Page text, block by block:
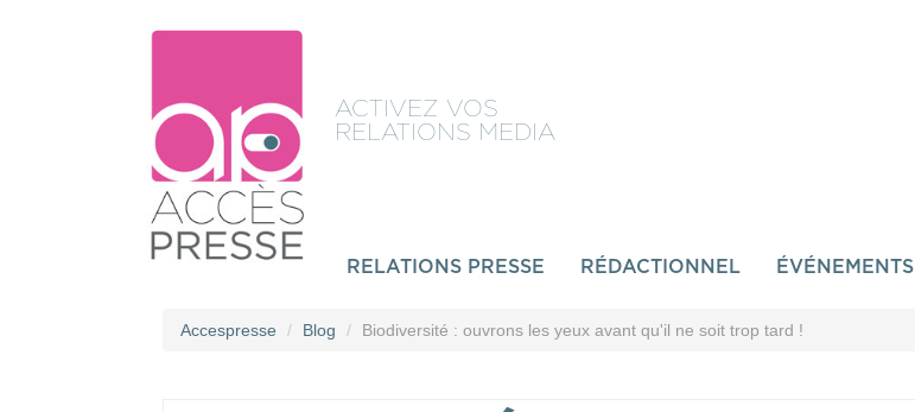
ACTIVEZ VOS
RELATIONS MEDIA
RELATIONS PRESSE RÉDACTIONNEL ÉVÉNEMENTS
Accespresse Blog Biodiversité : ouvrons les yeux avant qu'il ne soit trop tard !